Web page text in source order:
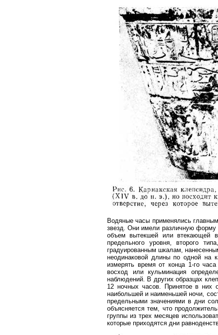
Водяные часы применялись
звезд. Они имели различную форму
объем вытекшей или втекающей
предельного уровня, второго
градуированным шкалам,
неодинаковой длины по одной на
измерять время от конца 1-го
восход или кульминация
наблюдений. В других образцах
12 ночных часов. Принятое в них
наибольшей и наименьшей ночи,
предельными значениями в дни
объясняется тем, что
группы из трех месяцев
которые приходятся дни